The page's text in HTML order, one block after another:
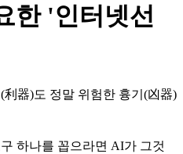
한 '인터넷선
器)도 정말 위험한 흉기(凶器)
하나를 꼽으라면 AI가 그것